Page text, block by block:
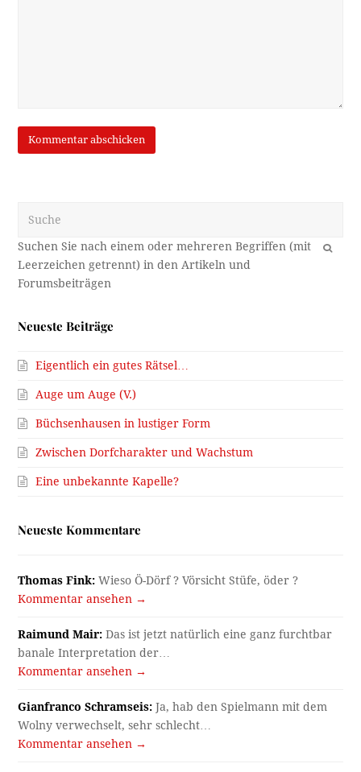
OK
Neueste Beiträge
Eigentlich ein gutes Rätsel…
Auge um Auge (V.)
Büchsenhausen in lustiger Form
Zwischen Dorfcharakter und Wachstum
Eine unbekannte Kapelle?
Neueste Kommentare
Thomas Fink: Wieso Ö-Dörf ? Vörsicht Stüfe, öder ?
Kommentar ansehen →
Raimund Mair: Das ist jetzt natürlich eine ganz furchtbar
banale Interpretation der…
Kommentar ansehen →
Gianfranco Schramseis: Ja, hab den Spielmann mit dem
Wolny verwechselt, sehr schlecht…
Kommentar ansehen →